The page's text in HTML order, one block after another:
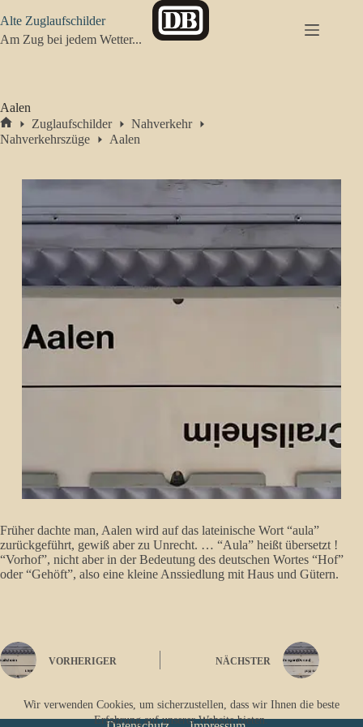
Inhalt
springen
Wir verwenden Cookies, um sicherzustellen, dass wir Ihnen die beste
Erfahrung auf unserer Website bieten.
Alte Zuglaufschilder
Am Zug bei jedem Wetter...
Aalen
Start
Zuglaufschilder
Nahverkehr
Nahverkehrszüge
Aalen
Früher dachte man, Aalen wird auf das lateinische Wort “aula”
zurückgeführt, gewiß aber zu Unrecht. … “Aula” heißt übersetzt !
“Vorhof”, nicht aber in der Bedeutung des deutschen Wortes “Hof”
oder “Gehöft”, also eine kleine Anssiedlung mit Haus und Gütern.
VORHERIGER NÄCHSTER